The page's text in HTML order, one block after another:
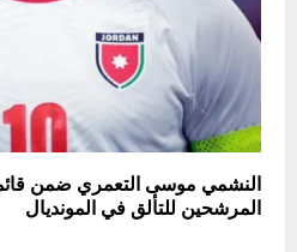
النشمي موسى التعمري ضمن
المرشحين للتألق في المونديال